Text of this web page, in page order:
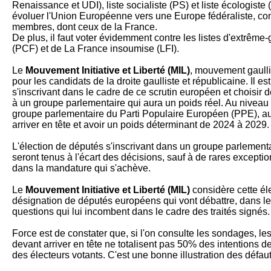
Renaissance et UDI), liste socialiste (PS) et liste écologiste
évoluer l'Union Européenne vers une Europe fédéraliste,
membres, dont ceux de la France.
De plus, il faut voter évidemment contre les listes
(PCF) et de La France insoumise (LFI).
Le Mouvement Initiative et Liberté (MIL), mouvement
pour les candidats de la droite gaulliste et républicaine. Il
s'inscrivant dans le cadre de ce scrutin européen et choisir
à un groupe parlementaire qui aura un poids réel. Au
groupe parlementaire du Parti Populaire Européen (PPE),
arriver en tête et avoir un poids déterminant de 2024 à 2029.
L'élection de députés s'inscrivant dans un groupe
seront tenus à l'écart des décisions, sauf à de rares
dans la mandature qui s'achève.
Le Mouvement Initiative et Liberté (MIL) considère cette
désignation de députés européens qui vont débattre, dans
questions qui lui incombent dans le cadre des traités signés.
Force est de constater que, si l'on consulte les sondages,
devant arriver en tête ne totalisent pas 50% des intentions
des électeurs votants. C'est une bonne illustration des